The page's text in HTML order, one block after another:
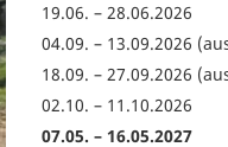
19.06. – 28.06.2026
04.09. – 13.09.2026
18.09. – 27.09.2026
02.10. – 11.10.2026
07.05. – 16.05.2027